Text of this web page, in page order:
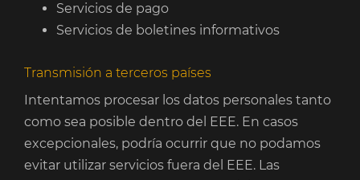
Servicios de pago
Servicios de boletines informativos
Transmisión a terceros países
Intentamos procesar los datos personales tanto
como sea posible dentro del EEE. En casos
excepcionales, podría ocurrir que no podamos
evitar utilizar servicios fuera del EEE. Las